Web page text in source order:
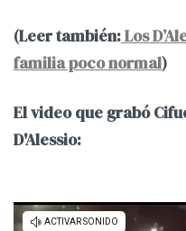
(Leer también:Los
familia poco normal)
El video que grabó
D'Alessio: